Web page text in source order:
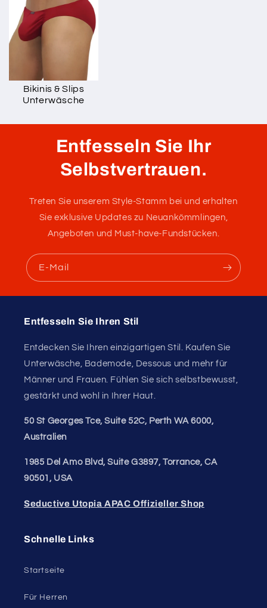
Bikinis & Slips
Unterwäsche
Entfesseln Sie Ihr
Selbstvertrauen.
Treten Sie unserem Style-Stamm bei und erhalten
Sie exklusive Updates zu Neuankömmlingen,
Angeboten und Must-have-Fundstücken.
E-Mail
Entfesseln Sie Ihren Stil
Entdecken Sie Ihren einzigartigen Stil. Kaufen Sie
Unterwäsche, Bademode, Dessous und mehr für
Männer und Frauen. Fühlen Sie sich selbstbewusst,
gestärkt und wohl in Ihrer Haut.
50 St Georges Tce, Suite 52C, Perth WA 6000,
Australien
1985 Del Amo Blvd, Suite G3897, Torrance, CA
90501, USA
Seductive Utopia APAC Offizieller Shop
Schnelle Links
Startseite
Für Herren